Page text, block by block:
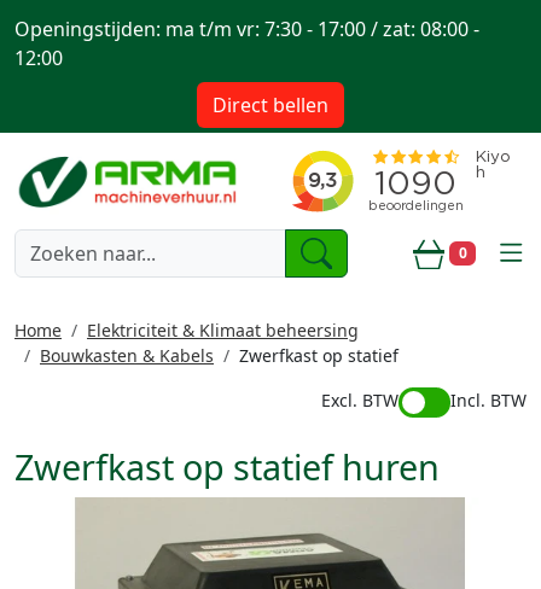
0
Openingstijden: ma t/m vr: 7:30 - 17:00 / zat: 08:00 -
12:00
Direct bellen
Home
Elektriciteit & Klimaat beheersing
Bouwkasten & Kabels
Zwerfkast op statief
Excl. BTW
Incl. BTW
Zwerfkast op statief huren